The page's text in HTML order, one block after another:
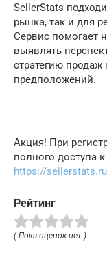
SellerStats
рынка, так и для
Сервис помогает
выявлять
стратегию
предположений.
Акция! При
полного доступа
https://
Рейтинг
( Пока оценок нет )